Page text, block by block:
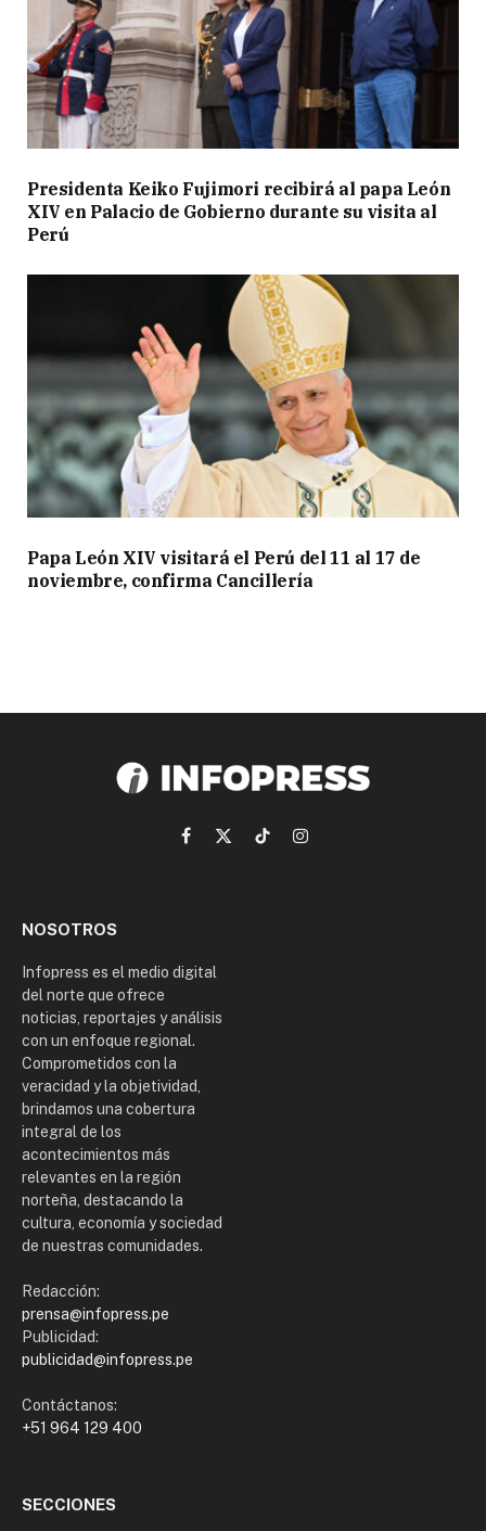
Presidenta Keiko Fujimori recibirá al papa León
XIV en Palacio de Gobierno durante su visita al
Perú
Papa León XIV visitará el Perú del 11 al 17 de
noviembre, confirma Cancillería
Facebook
X
TikTokInstagram
NOSOTROS
Infopress es el medio digital
del norte que ofrece
noticias, reportajes y análisis
con un enfoque regional.
Comprometidos con la
veracidad y la objetividad,
brindamos una cobertura
integral de los
acontecimientos más
relevantes en la región
norteña, destacando la
cultura, economía y sociedad
de nuestras comunidades.
Redacción:
prensa@infopress.pe
Publicidad:
publicidad@infopress.pe
Contáctanos:
+51 964 129 400
SECCIONES